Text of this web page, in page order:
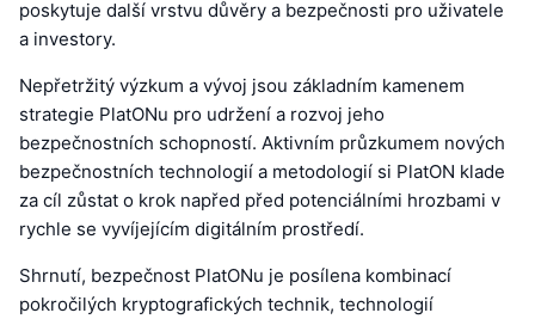
poskytuje další vrstvu důvěry a bezpečnosti pro uživatele
a investory.
Nepřetržitý výzkum a vývoj jsou základním kamenem
strategie PlatONu pro udržení a rozvoj jeho
bezpečnostních schopností. Aktivním průzkumem nových
bezpečnostních technologií a metodologií si PlatON klade
za cíl zůstat o krok napřed před potenciálními hrozbami v
rychle se vyvíjejícím digitálním prostředí.
Shrnutí, bezpečnost PlatONu je posílena kombinací
pokročilých kryptografických technik, technologií